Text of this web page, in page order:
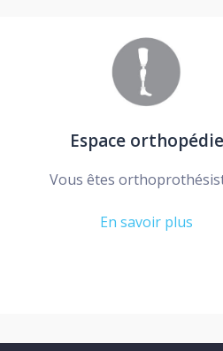
Espace orthopédie
Vous êtes
En savoir plus